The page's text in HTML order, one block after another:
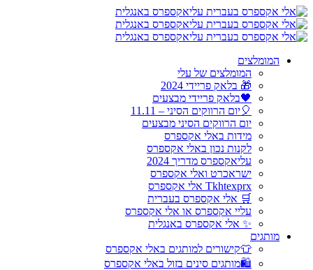
המומלצים
המומלצים של עלי
🎁 בלאק פריידי 2024
🖤בלאק פריידי מבצעים
🎈יום הרווקים הסיני – 11.11
יום הרווקים הסיני מבצעים
מידות באלי אקספרס
לקנות נכון באלי אקספרס
עליאקספרס מדריך 2024
ישראכרט ואלי אקספרס
Tkhtexprx אלי אקספרס
🛒 אלי אקספרס בעברית
עליי אקספרס או אלי אקספרס
✨ אלי אקספרס באנגלית
מותגים
👕קישורים למותגים באלי אקספרס
🛍️מותגים סינים בזול באלי אקספרס